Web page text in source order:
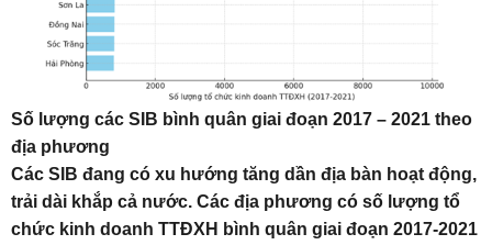
Số lượng các SIB bình quân giai đoạn 2017 – 2021 theo
địa phương
Các SIB đang có xu hướng tăng dần địa bàn hoạt động,
trải dài khắp cả nước. Các địa phương có số lượng tổ
chức kinh doanh TTĐXH bình quân giai đoạn 2017-2021